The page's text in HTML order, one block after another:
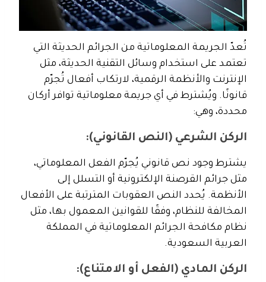
تُعدّ الجريمة المعلوماتية من الجرائم الحديثة التي
تعتمد على استخدام وسائل التقنية الحديثة، مثل
الإنترنت والأنظمة الرقمية، لارتكاب أفعال تُجرّم
قانونًا. ويُشترط في أي جريمة معلوماتية توافر أركان
محددة، وهي:
الركن الشرعي (النص القانوني):
يشترط وجود نص قانوني يُجرّم الفعل المعلوماتي،
مثل جرائم القرصنة الإلكترونية أو التسلل إلى
الأنظمة. يُحدد النص العقوبات المترتبة على الأفعال
المخالفة للنظام، وفقًا للقوانين المعمول بها، مثل
نظام مكافحة الجرائم المعلوماتية في المملكة
العربية السعودية.
الركن المادي (الفعل أو الامتناع):